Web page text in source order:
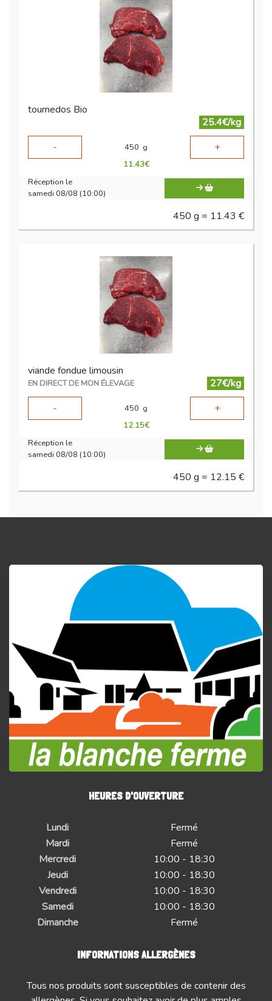
tournedos Bio
25.4€/kg
-
450 g +
11.43€
Réception le
samedi 08/08 (10:00)
450 g = 11.43 €
viande fondue limousin
EN DIRECT DE MON ÉLEVAGE
27€/kg
-
450 g +
12.15€
Réception le
samedi 08/08 (10:00)
450 g = 12.15 €
HEURES D'OUVERTURE
Lundi
Fermé
Mardi
Fermé
Mercredi
10:00 - 18:30
Jeudi
10:00 - 18:30
Vendredi
10:00 - 18:30
Samedi
10:00 - 18:30
Dimanche
Fermé
INFORMATIONS ALLERGÈNES
Tous nos produits sont susceptibles de contenir des